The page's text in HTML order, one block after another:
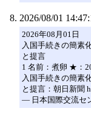
2026/08/01
2026年08月01日
入国手続きの簡素
と提言
1 名前：煮卵 ★：
入国手続きの簡素
と提言：朝日新聞
— 日本国際交流セ